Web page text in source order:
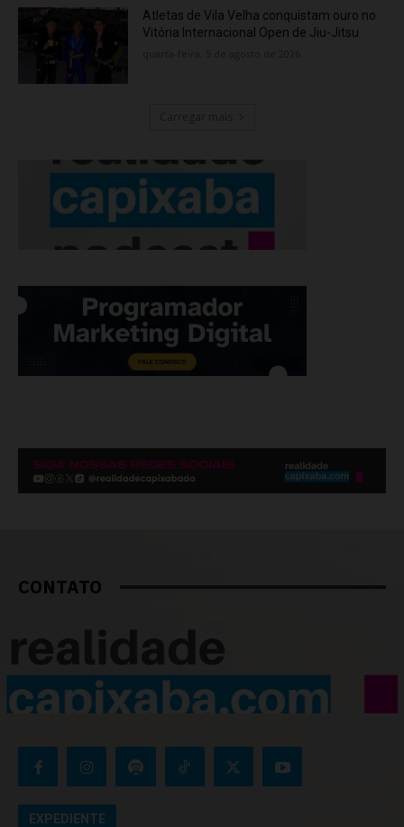
Atletas de Vila Velha conquistam ouro no
Vitória Internacional Open de Jiu-Jitsu
CONTATO
EXPEDIENTE